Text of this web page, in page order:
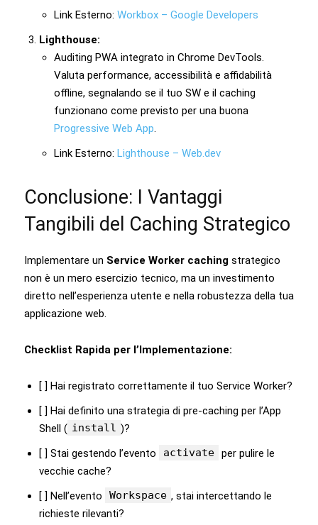
Link Esterno: Workbox – Google Developers
Lighthouse:
Auditing PWA integrato in Chrome DevTools.
Valuta performance, accessibilità e affidabilità
offline, segnalando se il tuo SW e il caching
funzionano come previsto per una buona
Progressive Web App
Link Esterno: Lighthouse – Web.dev
Conclusione: I Vantaggi
Tangibili del Caching Strategico
Implementare un Service Worker caching strategico
non è un mero esercizio tecnico, ma un investimento
diretto nell’esperienza utente e nella robustezza della tua
applicazione web.
Checklist Rapida per l’Implementazione:
[ ] Hai registrato correttamente il tuo Service Worker?
[ ] Hai definito una strategia di pre-caching per l’App
Shell ( install )?
[ ] Stai gestendo l’evento
activate per pulire le
vecchie cache?
[ ] Nell’evento
Workspace , stai intercettando le
richieste rilevanti?